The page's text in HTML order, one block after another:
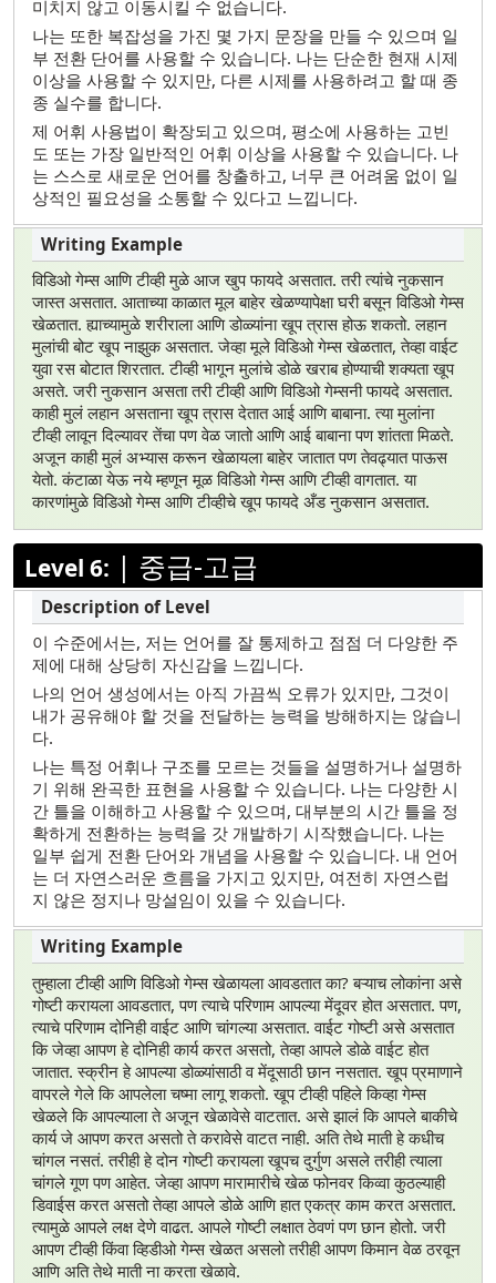
미치지 않고 이동시킬 수 없습니다.
나는 또한 복잡성을 가진 몇 가지 문장을 만들 수 있으며 일
부 전환 단어를 사용할 수 있습니다. 나는 단순한 현재 시제
이상을 사용할 수 있지만, 다른 시제를 사용하려고 할 때 종
종 실수를 합니다.
제 어휘 사용법이 확장되고 있으며, 평소에 사용하는 고빈
도 또는 가장 일반적인 어휘 이상을 사용할 수 있습니다. 나
는 스스로 새로운 언어를 창출하고, 너무 큰 어려움 없이 일
상적인 필요성을 소통할 수 있다고 느낍니다.
विडिओ गेम्स आणि टीव्ही मुळे आज खुप फायदे असतात. तरी त्यांचे नुकसान
जास्त असतात. आताच्या काळात मूल बाहेर खेळण्यापेक्षा घरी बसून विडिओ गेम्स
खेळतात. ह्याच्यामुळे शरीराला आणि डोळ्यांना खूप त्रास होऊ शकतो. लहान
मुलांची बोट खूप नाझुक असतात. जेव्हा मूले विडिओ गेम्स खेळतात, तेव्हा वाईट
युवा रस बोटात शिरतात. टीव्ही भागून मुलांचे डोळे खराब होण्याची शक्यता खूप
असते. जरी नुकसान असता तरी टीव्ही आणि विडिओ गेम्सनी फायदे असतात.
काही मुलं लहान असताना खूप त्रास देतात आई आणि बाबाना. त्या मुलांना
टीव्ही लावून दिल्यावर तेंचा पण वेळ जातो आणि आई बाबाना पण शांतता मिळते.
अजून काही मुलं अभ्यास करून खेळायला बाहेर जातात पण तेवढ्यात पाऊस
येतो. कंटाळा येऊ नये म्हणून मूळ विडिओ गेम्स आणि टीव्ही वागतात. या
कारणांमुळे विडिओ गेम्स आणि टीव्हीचे खूप फायदे अँड नुकसान असतात.
Level 6: | 중급-고급
이 수준에서는, 저는 언어를 잘 통제하고 점점 더 다양한 주
제에 대해 상당히 자신감을 느낍니다.
나의 언어 생성에서는 아직 가끔씩 오류가 있지만, 그것이
내가 공유해야 할 것을 전달하는 능력을 방해하지는 않습니
다.
나는 특정 어휘나 구조를 모르는 것들을 설명하거나 설명하
기 위해 완곡한 표현을 사용할 수 있습니다. 나는 다양한 시
간 틀을 이해하고 사용할 수 있으며, 대부분의 시간 틀을 정
확하게 전환하는 능력을 갓 개발하기 시작했습니다. 나는
일부 쉽게 전환 단어와 개념을 사용할 수 있습니다. 내 언어
는 더 자연스러운 흐름을 가지고 있지만, 여전히 자연스럽
지 않은 정지나 망설임이 있을 수 있습니다.
तुम्हाला टीव्ही आणि विडिओ गेम्स खेळायला आवडतात का? बऱ्याच लोकांना असे
गोष्टी करायला आवडतात, पण त्याचे परिणाम आपल्या मेंदूवर होत असतात. पण,
त्याचे परिणाम दोनिही वाईट आणि चांगल्या असतात. वाईट गोष्टी असे असतात
कि जेव्हा आपण हे दोनिही कार्य करत असतो, तेव्हा आपले डोळे वाईट होत
जातात. स्क्रीन हे आपल्या डोळ्यांसाठी व मेंदूसाठी छान नसतात. खूप प्रमाणाने
वापरले गेले कि आपलेला चष्मा लागू शकतो. खूप टीव्ही पहिले किव्हा गेम्स
खेळले कि आपल्याला ते अजून खेळावेसे वाटतात. असे झालं कि आपले बाकीचे
कार्य जे आपण करत असतो ते करावेसे वाटत नाही. अति तेथे माती हे कधीच
चांगल नसतं. तरीही हे दोन गोष्टी करायला खूपच दुर्गुण असले तरीही त्याला
चांगले गूण पण आहेत. जेव्हा आपण मारामारीचे खेळ फोनवर किव्वा कुठल्याही
डिवाईस करत असतो तेव्हा आपले डोळे आणि हात एकत्र काम करत असतात.
त्यामुळे आपले लक्ष देणे वाढत. आपले गोष्टी लक्षात ठेवणं पण छान होतो. जरी
आपण टीव्ही किंवा व्हिडीओ गेम्स खेळत असलो तरीही आपण किमान वेळ ठरवून
आणि अति तेथे माती ना करता खेळावे.